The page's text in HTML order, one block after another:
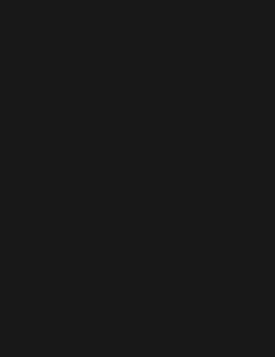
de­por­to­wa­no z